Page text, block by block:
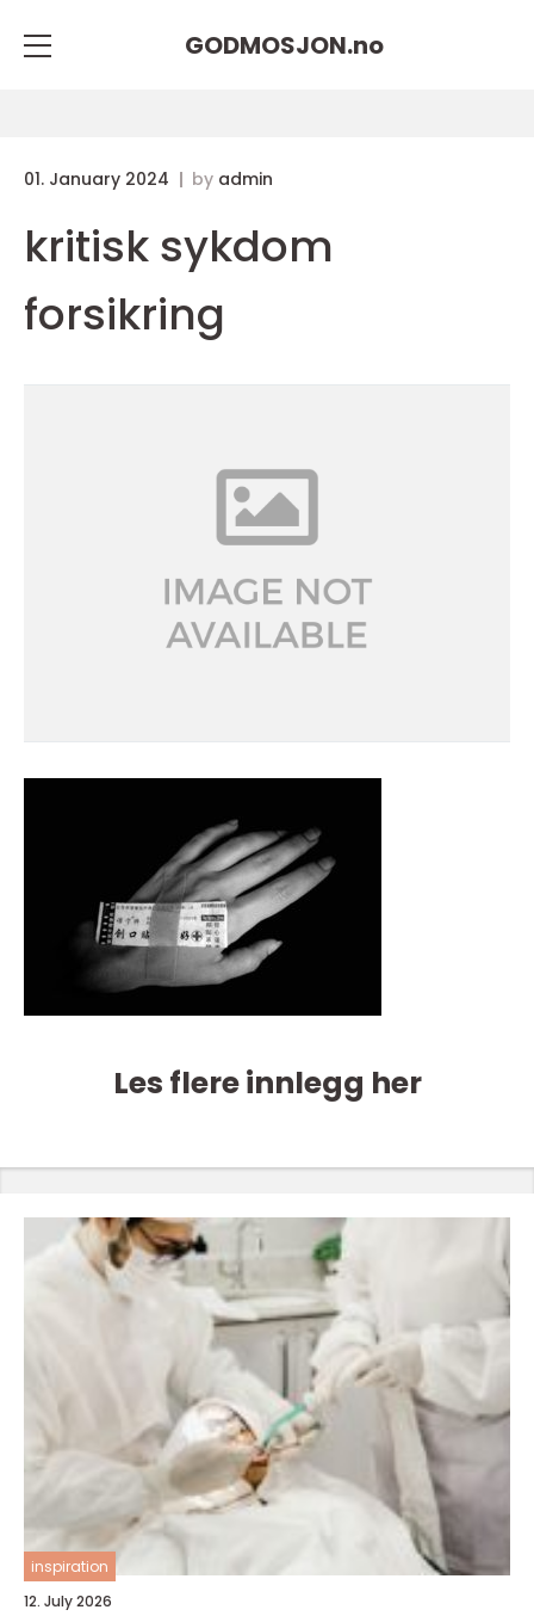
GODMOSJON.no
01. January 2024 by admin
kritisk sykdom
forsikring
Les flere innlegg her
inspiration
12. July 2026